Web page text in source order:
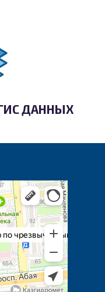
ДАННЫХ